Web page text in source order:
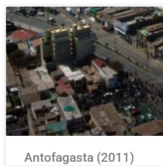
Antofagasta (2011)